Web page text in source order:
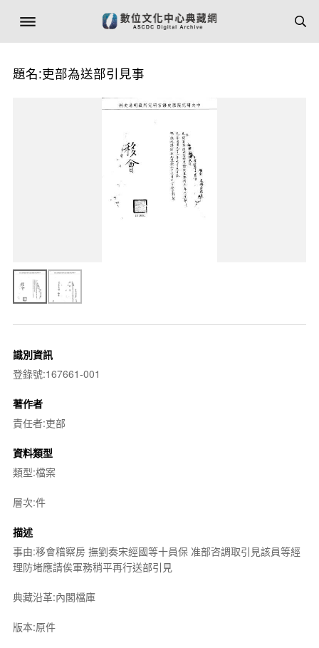
題名:吏部為送部引見事
識別資訊
登錄號:167661-001
著作者
責任者:吏部
資料類型
類型:檔案
層次:件
描述
事由:移會稽察房 撫劉奏宋經國等十員保 准部咨調取引見該員等經
理防堵應請俟軍務稍平再行送部引見
典藏沿革:內閣檔庫
版本:原件